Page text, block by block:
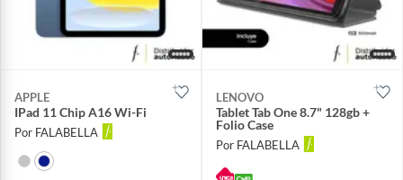
APPLE
IPad 11 Chip A16 Wi-Fi
Por FALABELLA
LENOVO
Tablet Tab One 8.7" 128gb +
Folio Case
Por FALABELLA